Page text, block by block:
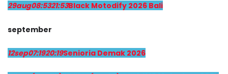
29aug08:5321:53Black Motodify 2026 Bali
september
12sep07:1920:19Senioria Demak 2026